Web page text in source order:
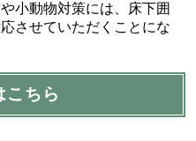
小動物対策には、床下囲
させていただくことにな
こちら